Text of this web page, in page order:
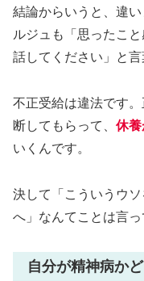
結論からいうと、違い
ルジュも「思ったこ
話してください」と言
不正受給は違法です
断してもらって、 休
いくんです。
決して「こういうウ
へ」なんてことは言っ
自分が精神病か